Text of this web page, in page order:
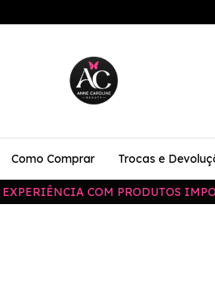
COM PRODUTOS
Como Comprar Trocas e